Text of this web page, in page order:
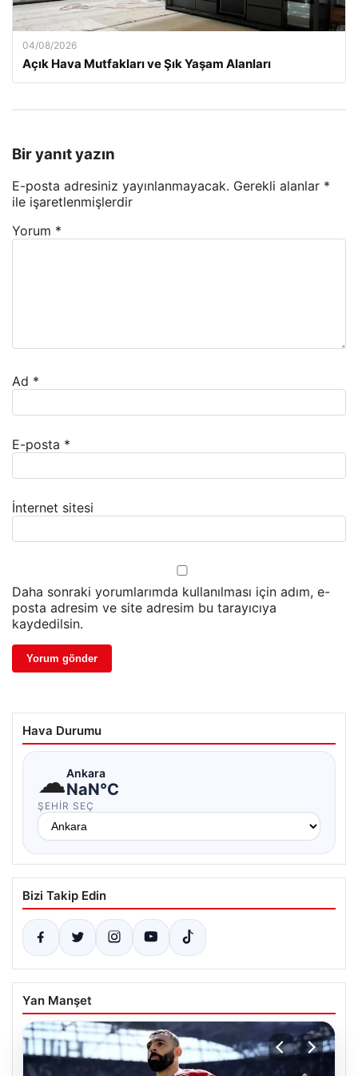
04/08/2026
Açık Hava Mutfakları ve Şık Yaşam Alanları
Bir yanıt yazın
E-posta adresiniz yayınlanmayacak. Gerekli alanlar *
ile işaretlenmişlerdir
Yorum *
Ad *
E-posta *
İnternet sitesi
Daha sonraki yorumlarımda kullanılması için adım, e-
posta adresim ve site adresim bu tarayıcıya
kaydedilsin.
Hava Durumu
☁Ankara
NaN°C
ŞEHIR SEÇ
Bizi Takip Edin
Yan Manşet